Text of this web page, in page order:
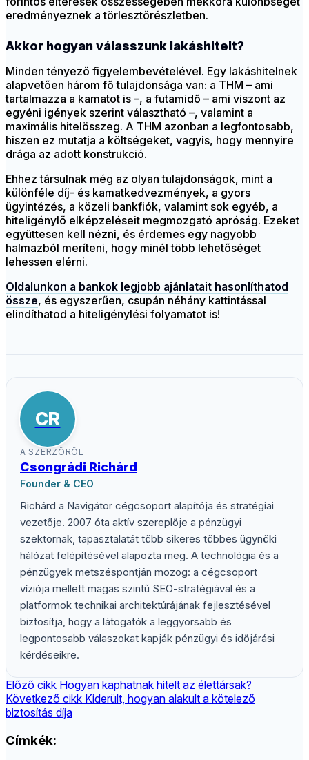
eredményeznek a törlesztőrészletben.
Akkor hogyan válasszunk lakáshitelt?
Minden tényező figyelembevételével. Egy lakáshitelnek
alapvetően három fő tulajdonsága van: a THM – ami
tartalmazza a kamatot is –, a futamidő – ami viszont az
egyéni igények szerint választható –, valamint a
maximális hitelösszeg. A THM azonban a legfontosabb,
hiszen ez mutatja a költségeket, vagyis, hogy mennyire
drága az adott konstrukció.
Ehhez társulnak még az olyan tulajdonságok, mint a
különféle díj- és kamatkedvezmények, a gyors
ügyintézés, a közeli bankfiók, valamint sok egyéb, a
hiteligénylő elképzeléseit megmozgató apróság. Ezeket
együttesen kell nézni, és érdemes egy nagyobb
halmazból meríteni, hogy minél több lehetőséget
lehessen elérni.
Oldalunkon a bankok legjobb ajánlatait hasonlíthatod
össze, és egyszerűen, csupán néhány kattintással
elindíthatod a hiteligénylési folyamatot is!
CR
A SZERZŐRŐL
Csongrádi Richárd
Founder & CEO
Richárd a Navigátor cégcsoport alapítója és stratégiai
vezetője. 2007 óta aktív szereplője a pénzügyi
szektornak, tapasztalatát több sikeres többes ügynöki
hálózat felépítésével alapozta meg. A technológia és a
pénzügyek metszéspontján mozog: a cégcsoport
víziója mellett magas szintű SEO-stratégiával és a
platformok technikai architektúrájának fejlesztésével
biztosítja, hogy a látogatók a leggyorsabb és
legpontosabb válaszokat kapják pénzügyi és időjárási
kérdéseikre.
Előző cikk Hogyan kaphatnak hitelt az élettársak?
Következő cikk Kiderült, hogyan alakult a kötelező
biztosítás díja
Címkék: